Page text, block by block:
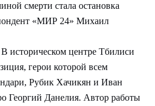
смерти стала остановка
«МИР 24» Михаил
историческом центре Тбилиси
герои которой всем
Рубик Хачикян и Иван
Георгий Данелия. Автор работы